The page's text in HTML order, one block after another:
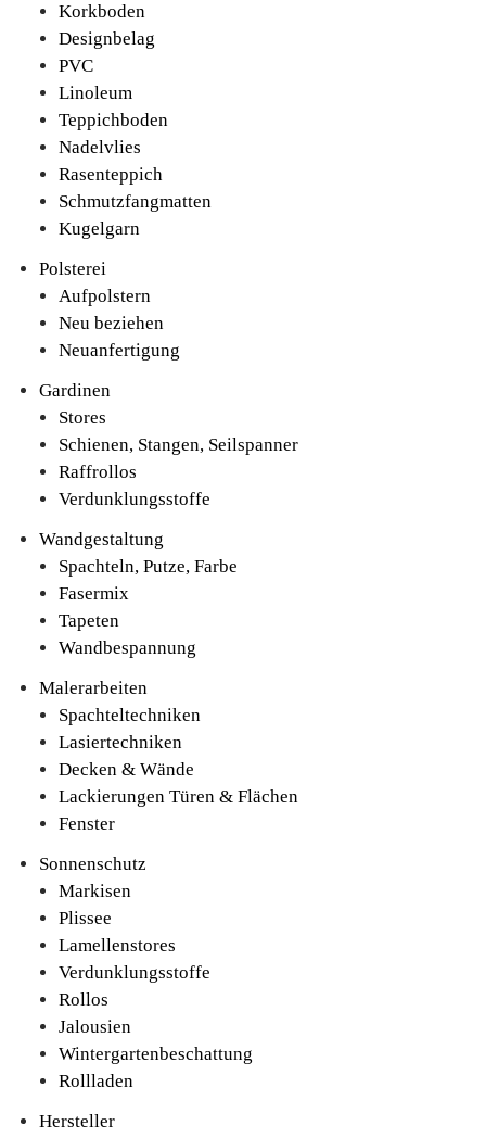
Korkboden
Designbelag
PVC
Linoleum
Teppichboden
Nadelvlies
Rasenteppich
Schmutzfangmatten
Kugelgarn
Polsterei
Aufpolstern
Neu beziehen
Neuanfertigung
Gardinen
Stores
Schienen, Stangen, Seilspanner
Raffrollos
Verdunklungsstoffe
Wandgestaltung
Spachteln, Putze, Farbe
Fasermix
Tapeten
Wandbespannung
Malerarbeiten
Spachteltechniken
Lasiertechniken
Decken & Wände
Lackierungen Türen & Flächen
Fenster
Sonnenschutz
Markisen
Plissee
Lamellenstores
Verdunklungsstoffe
Rollos
Jalousien
Wintergartenbeschattung
Rollladen
Hersteller